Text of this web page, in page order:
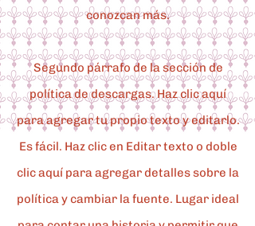
conozcan más.
Segundo párrafo de la sección de
política de descargas. Haz clic aquí
para agregar tu propio texto y editarlo.
Es fácil. Haz clic en Editar texto o doble
clic aquí para agregar detalles sobre la
política y cambiar la fuente. Lugar ideal